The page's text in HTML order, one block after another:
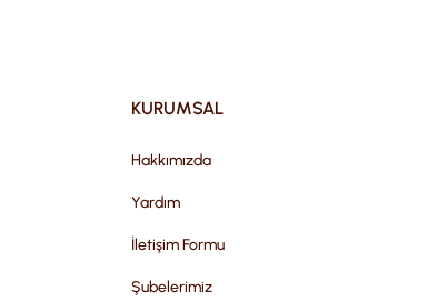
KURUMSAL
Hakkımızda
Yardım
İletişim Formu
Şubelerimiz